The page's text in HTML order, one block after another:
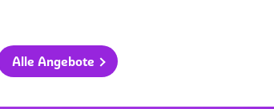
Alle Angebote